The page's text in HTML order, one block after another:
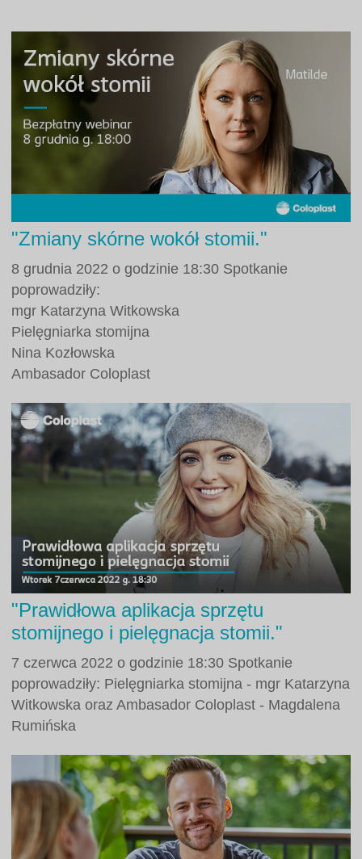
"Zmiany skórne wokół stomii."
8 grudnia 2022 o godzinie 18:30 Spotkanie
poprowadziły:
mgr Katarzyna Witkowska
Pielęgniarka stomijna
Nina Kozłowska
Ambasador Coloplast
"Prawidłowa aplikacja sprzętu
stomijnego i pielęgnacja stomii."
7 czerwca 2022 o godzinie 18:30 Spotkanie
poprowadziły: Pielęgniarka stomijna - mgr Katarzyna
Witkowska oraz Ambasador Coloplast - Magdalena
Rumińska